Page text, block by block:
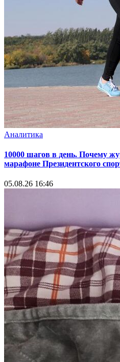
Аналитика
10000 шагов в день. Почему
марафоне Президентского
05.08.26 16:46